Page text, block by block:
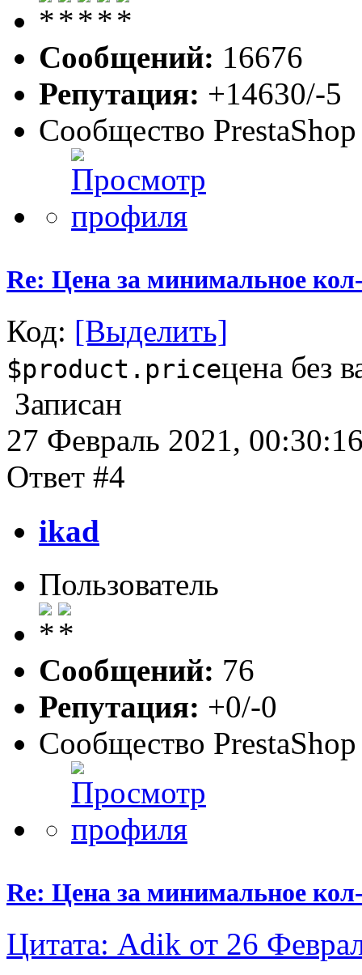
Сообщений: 16676
Репутация: +14630/-5
Сообщество PrestaShop
Re: Цена за минимальное
Код: [Выделить]
$product.priceцена без
Записан
27 Февраль 2021,
Ответ #4
ikad
Пользователь
Сообщений: 76
Репутация: +0/-0
Сообщество PrestaShop
Re: Цена за минимальное
Цитата: Adik от 26